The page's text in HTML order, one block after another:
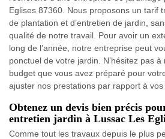
Eglises 87360. Nous proposons un tarif
de plantation et d’entretien de jardin,
qualité de notre travail. Pour avoir un
long de l’année, notre entreprise peut
ponctuel de votre jardin. N’hésitez pas
budget que vous avez préparé pour
ajuster nos prestations par rapport à vos
Obtenez un devis bien précis
entretien jardin à Lussac Les
Comme tout les travaux depuis le plus